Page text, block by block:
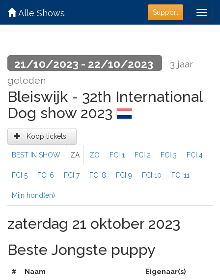
Support
Alle Shows
21/10/2023 - 22/10/2023
3 jaar
geleden
Bleiswijk - 32th International
Dog show 2023
Koop tickets
BEST IN SHOW ZA ZO FCI 1 FCI 2 FCI 3 FCI 4
FCI 5 FCI 6 FCI 7 FCI 8 FCI 9 FCI 10 FCI 11
Mijn hond(en)
zaterdag 21 oktober 2023
Beste Jongste puppy
# Naam Eigenaar(s)